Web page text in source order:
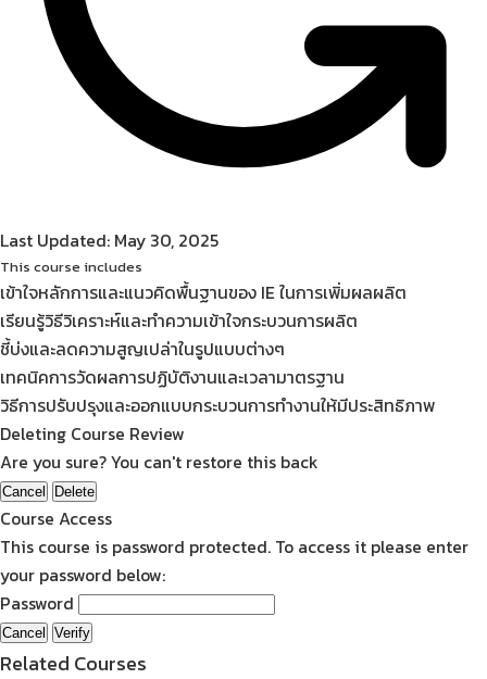
Last Updated: May 30, 2025
This course includes
เข้าใจหลักการและแนวคิดพื้นฐานของ IE ในการเพิ่มผลผลิต
เรียนรู้วิธีวิเคราะห์และทำความเข้าใจกระบวนการผลิต
ชี้บ่งและลดความสูญเปล่าในรูปแบบต่างๆ
เทคนิคการวัดผลการปฏิบัติงานและเวลามาตรฐาน
วิธีการปรับปรุงและออกแบบกระบวนการทำงานให้มีประสิทธิภาพ
Deleting Course Review
Are you sure? You can't restore this back
Cancel Delete
Course Access
This course is password protected. To access it please enter
your password below:
Password
Cancel Verify
Related Courses